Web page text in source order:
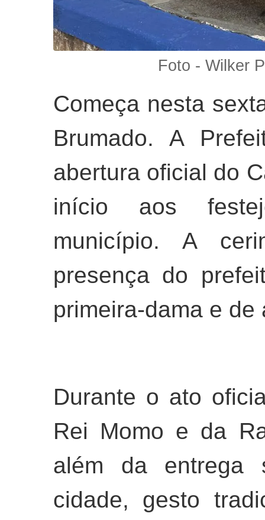
Foto - Wilker
Começa nesta
Brumado. A
abertura oficial do
início aos
município. A
presença do
primeira-dama e
Durante o ato
Rei Momo e da
além da entrega
cidade, gesto